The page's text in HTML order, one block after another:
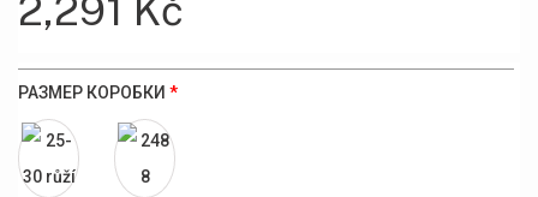
2,291 Kč
РАЗМЕР КОРОБКИ *